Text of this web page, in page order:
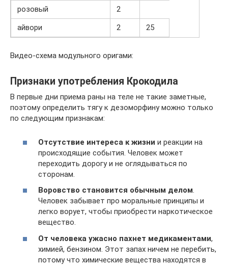
розовый
2
айвори
2 25
Видео-схема модульного оригами:
Признаки употребления Крокодила
В первые дни приема раны на теле не такие заметные,
поэтому определить тягу к дезоморфину можно только
по следующим признакам:
Отсутствие интереса к жизни и реакции на
происходящие события. Человек может
переходить дорогу и не оглядываться по
сторонам.
Воровство становится обычным делом.
Человек забывает про моральные принципы и
легко ворует, чтобы приобрести наркотическое
вещество.
От человека ужасно пахнет медикаментами,
химией, бензином. Этот запах ничем не перебить,
потому что химические вещества находятся в